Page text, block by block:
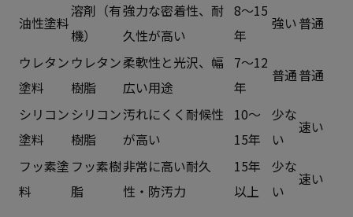
油性塗料
溶剤（有
機）
強力な密着性、耐
久性が高い
8～15
年
強い普通
ウレタン
塗料
ウレタン
樹脂
柔軟性と光沢、幅
広い用途
7～12
年
普通普通
シリコン
塗料
シリコン
樹脂
汚れにくく耐候性
が高い
10～
15年
少な
い
速い
フッ素塗
料
フッ素樹
脂
非常に高い耐久
性・防汚力
15年
以上
少な
い
速い